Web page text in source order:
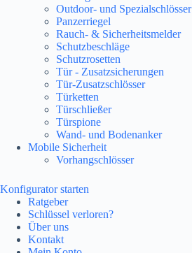
Outdoor- und Spezialschlösser
Panzerriegel
Rauch- & Sicherheitsmelder
Schutzbeschläge
Schutzrosetten
Tür - Zusatzsicherungen
Tür-Zusatzschlösser
Türketten
Türschließer
Türspione
Wand- und Bodenanker
Mobile Sicherheit
Vorhangschlösser
Konfigurator starten
Ratgeber
Schlüssel verloren?
Über uns
Kontakt